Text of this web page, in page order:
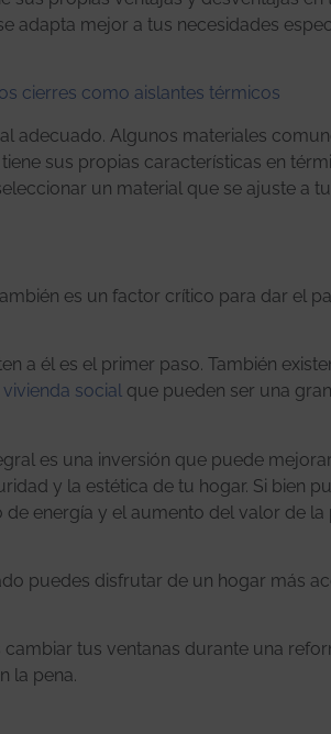
adapta mejor a tus necesidades
cierres como aislantes térmicos
adecuado. Algunos materiales
sus propias características en
un material que se ajuste a
es un factor crítico para dar el
a él es el primer paso. También
socialque pueden ser una
es una inversión que puede mejorar
y la estética de tu hogar. Si bien
energía y el aumento del valor de la
puedes disfrutar de un hogar más
tus ventanas durante una
la pena.